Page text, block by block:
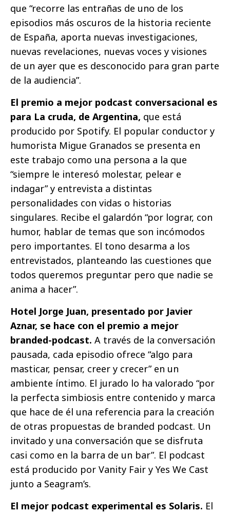
que “recorre las entrañas de uno de los
episodios más oscuros de la historia reciente
de España, aporta nuevas investigaciones,
nuevas revelaciones, nuevas voces y visiones
de un ayer que es desconocido para gran parte
de la audiencia”.
El premio a mejor podcast conversacional es
para La cruda, de Argentina, que está
producido por Spotify. El popular conductor y
humorista Migue Granados se presenta en
este trabajo como una persona a la que
“siempre le interesó molestar, pelear e
indagar” y entrevista a distintas
personalidades con vidas o historias
singulares. Recibe el galardón “por lograr, con
humor, hablar de temas que son incómodos
pero importantes. El tono desarma a los
entrevistados, planteando las cuestiones que
todos queremos preguntar pero que nadie se
anima a hacer”.
Hotel Jorge Juan, presentado por Javier
Aznar, se hace con el premio a mejor
branded-podcast. A través de la conversación
pausada, cada episodio ofrece “algo para
masticar, pensar, creer y crecer” en un
ambiente íntimo. El jurado lo ha valorado “por
la perfecta simbiosis entre contenido y marca
que hace de él una referencia para la creación
de otras propuestas de branded podcast. Un
invitado y una conversación que se disfruta
casi como en la barra de un bar”. El podcast
está producido por Vanity Fair y Yes We Cast
junto a Seagram’s.
El mejor podcast experimental es Solaris. El